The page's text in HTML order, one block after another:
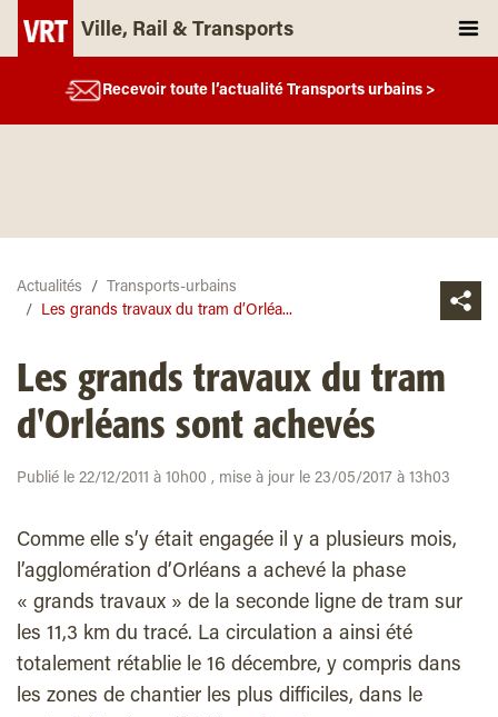
Ville, Rail & Transports
Recevoir toute l’actualité Transports urbains >
Actualités
Transports-urbains
Les grands travaux du tram d’Orléa...
Les grands travaux du tram
d'Orléans sont achevés
Publié le 22/12/2011 à 10h00 , mise à jour le 23/05/2017 à 13h03
Comme elle s’y était engagée il y a plusieurs mois,
l’agglomération d’Orléans a achevé la phase
« grands travaux » de la seconde ligne de tram sur
les 11,3 km du tracé. La circulation a ainsi été
totalement rétablie le 16 décembre, y compris dans
les zones de chantier les plus difficiles, dans le